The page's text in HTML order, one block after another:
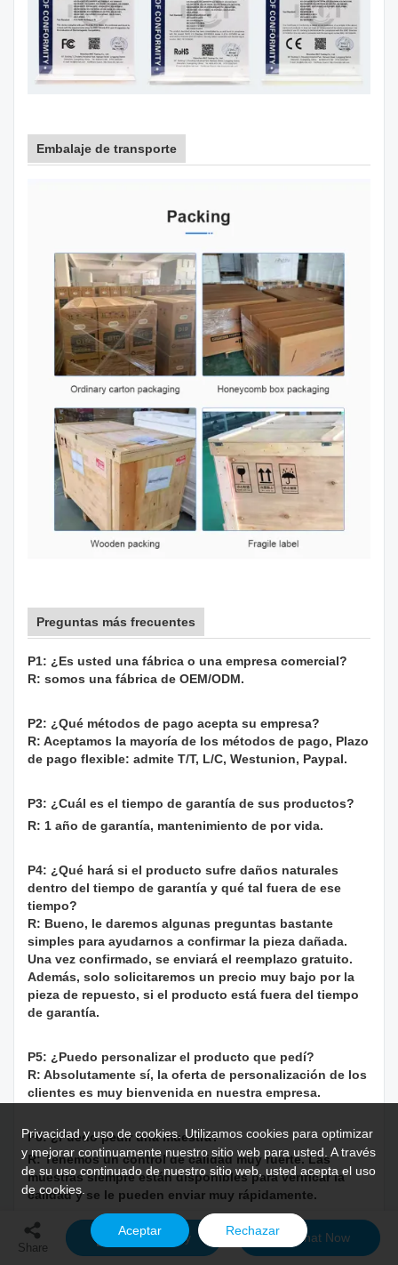
Embalaje de transporte
Preguntas más frecuentes
P1: ¿Es usted una fábrica o una empresa comercial?
R: somos una fábrica de OEM/ODM.
P2: ¿Qué métodos de pago acepta su empresa?
R: Aceptamos la mayoría de los métodos de pago, Plazo
de pago flexible: admite T/T, L/C, Westunion, Paypal.
P3: ¿Cuál es el tiempo de garantía de sus productos?
R: 1 año de garantía, mantenimiento de por vida.
P4: ¿Qué hará si el producto sufre daños naturales
dentro del tiempo de garantía y qué tal fuera de ese
tiempo?
R: Bueno, le daremos algunas preguntas bastante
simples para ayudarnos a confirmar la pieza dañada.
Una vez confirmado, se enviará el reemplazo gratuito.
Además, solo solicitaremos un precio muy bajo por la
pieza de repuesto, si el producto está fuera del tiempo
de garantía.
P5: ¿Puedo personalizar el producto que pedí?
R: Absolutamente sí, la oferta de personalización de los
clientes es muy bienvenida en nuestra empresa.
P6: ¿Puedo pedir una muestra?
R: Tenemos un control de calidad muy fuerte. Las
muestras siempre están disponibles para verificar la
calidad y se le pueden enviar muy rápidamente.
P7: ¿Cuáles son sus ventajas?
Share
Send Inquiry Chat Now
Privacidad y uso de cookies. Utilizamos cookies para optimizar
y mejorar continuamente nuestro sitio web para usted. A través
de su uso continuado de nuestro sitio web, usted acepta el uso
de cookies.
Aceptar Rechazar